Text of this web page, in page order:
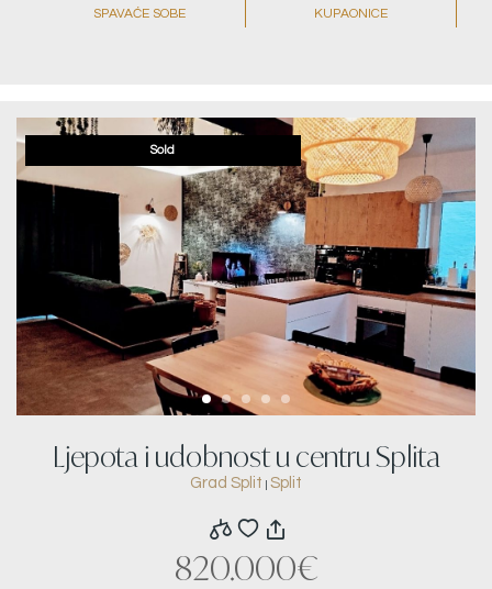
SPAVAĆE SOBE KUPAONICE
Sold
Ljepota i udobnost u centru Splita
Grad Split Split
820.000€